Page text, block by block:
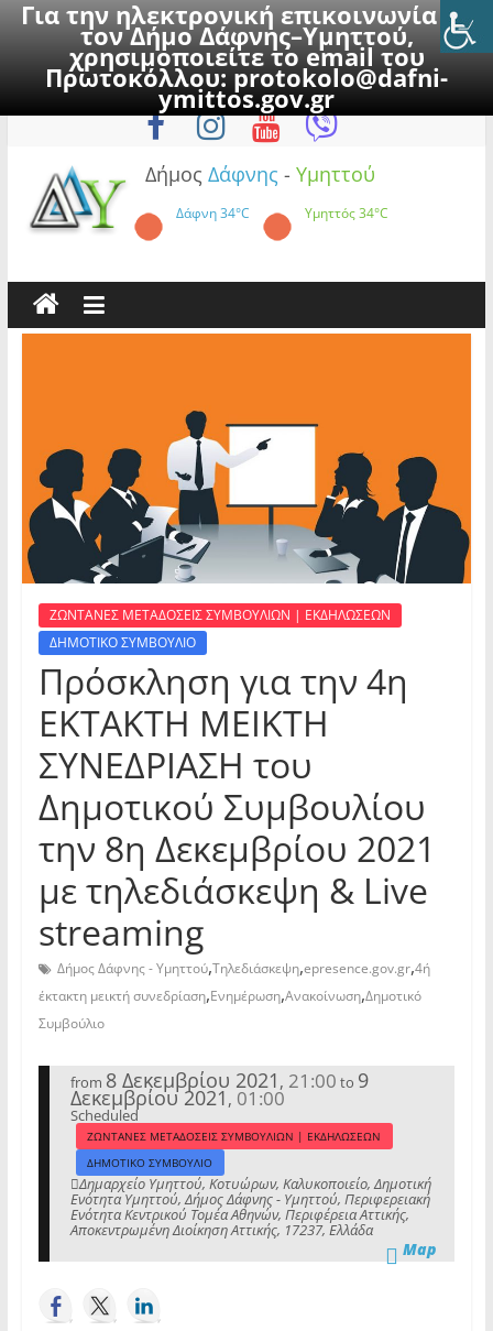
Για την ηλεκτρονική επικοινωνία με
τον Δήμο Δάφνης–Υμηττού,
χρησιμοποιείτε το email του
Πρωτοκόλλου:protokolo@dafni-
ymittos.gov.gr
to
Παρασκευή, 7 Αυγούστου 2026
Δήμος Δάφνης - Υμηττού
Δάφνη34°C Υμηττός34°C
ΖΩΝΤΑΝΕΣ ΜΕΤΑΔΟΣΕΙΣ ΣΥΜΒΟΥΛΙΩΝ | ΕΚΔΗΛΩΣΕΩΝ
ΔΗΜΟΤΙΚΟ ΣΥΜΒΟΥΛΙΟ
Πρόσκληση για την 4η
ΕΚΤΑΚΤΗ ΜΕΙΚΤΗ
ΣΥΝΕΔΡΙΑΣΗ του
Δημοτικού Συμβουλίου
την 8η Δεκεμβρίου 2021
με τηλεδιάσκεψη & Live
streaming
Δήμος Δάφνης - Υμηττού,Τηλεδιάσκεψη,epresence.gov.gr,4ή
έκτακτη μεικτή συνεδρίαση,Ενημέρωση,Ανακοίνωση,Δημοτικό
Συμβούλιο
from 8 Δεκεμβρίου 2021, 21:00 to 9
Δεκεμβρίου 2021, 01:00
Scheduled
ΖΩΝΤΑΝΕΣ ΜΕΤΑΔΟΣΕΙΣ ΣΥΜΒΟΥΛΙΩΝ | ΕΚΔΗΛΩΣΕΩΝ
ΔΗΜΟΤΙΚΟ ΣΥΜΒΟΥΛΙΟ
Δημαρχείο Υμηττού, Κοτυώρων, Καλυκοποιείο, Δημοτική
Ενότητα Υμηττού, Δήμος Δάφνης - Υμηττού, Περιφερειακή
Ενότητα Κεντρικού Τομέα Αθηνών, Περιφέρεια Αττικής,
Αποκεντρωμένη Διοίκηση Αττικής, 17237, Ελλάδα
Map